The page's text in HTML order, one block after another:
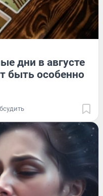
дни в августе
быть особенно